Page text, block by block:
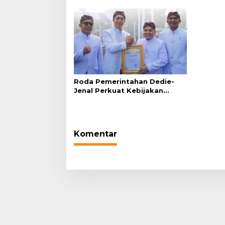
Roda Pemerintahan Dedie-
Jenal Perkuat Kebijakan
Komentar